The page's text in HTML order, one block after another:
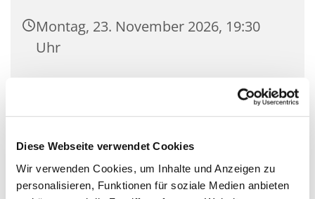
Diese Webseite verwendet Cookies
Wir verwenden Cookies, um Inhalte und Anzeigen zu
personalisieren, Funktionen für soziale Medien anbieten
Montag, 23. November 2026, 19:30
Uhr
Paul Neiweiser + Team